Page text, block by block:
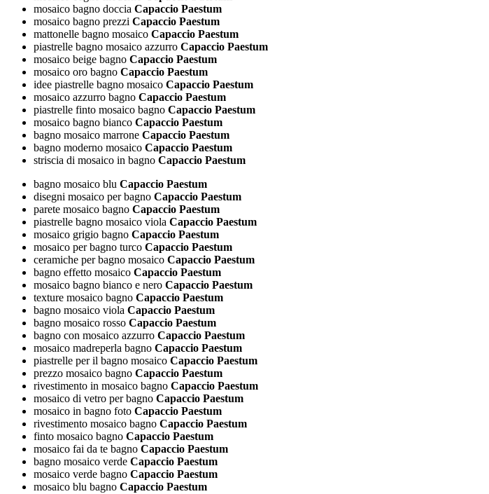
mosaico bagno doccia Capaccio Paestum
mosaico bagno prezzi Capaccio Paestum
mattonelle bagno mosaico Capaccio Paestum
piastrelle bagno mosaico azzurro Capaccio Paestum
mosaico beige bagno Capaccio Paestum
mosaico oro bagno Capaccio Paestum
idee piastrelle bagno mosaico Capaccio Paestum
mosaico azzurro bagno Capaccio Paestum
piastrelle finto mosaico bagno Capaccio Paestum
mosaico bagno bianco Capaccio Paestum
bagno mosaico marrone Capaccio Paestum
bagno moderno mosaico Capaccio Paestum
striscia di mosaico in bagno Capaccio Paestum
bagno mosaico blu Capaccio Paestum
disegni mosaico per bagno Capaccio Paestum
parete mosaico bagno Capaccio Paestum
piastrelle bagno mosaico viola Capaccio Paestum
mosaico grigio bagno Capaccio Paestum
mosaico per bagno turco Capaccio Paestum
ceramiche per bagno mosaico Capaccio Paestum
bagno effetto mosaico Capaccio Paestum
mosaico bagno bianco e nero Capaccio Paestum
texture mosaico bagno Capaccio Paestum
bagno mosaico viola Capaccio Paestum
bagno mosaico rosso Capaccio Paestum
bagno con mosaico azzurro Capaccio Paestum
mosaico madreperla bagno Capaccio Paestum
piastrelle per il bagno mosaico Capaccio Paestum
prezzo mosaico bagno Capaccio Paestum
rivestimento in mosaico bagno Capaccio Paestum
mosaico di vetro per bagno Capaccio Paestum
mosaico in bagno foto Capaccio Paestum
rivestimento mosaico bagno Capaccio Paestum
finto mosaico bagno Capaccio Paestum
mosaico fai da te bagno Capaccio Paestum
bagno mosaico verde Capaccio Paestum
mosaico verde bagno Capaccio Paestum
mosaico blu bagno Capaccio Paestum